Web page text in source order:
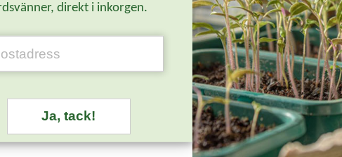
-20%
direkt i inkorgen.
Ja, tack!